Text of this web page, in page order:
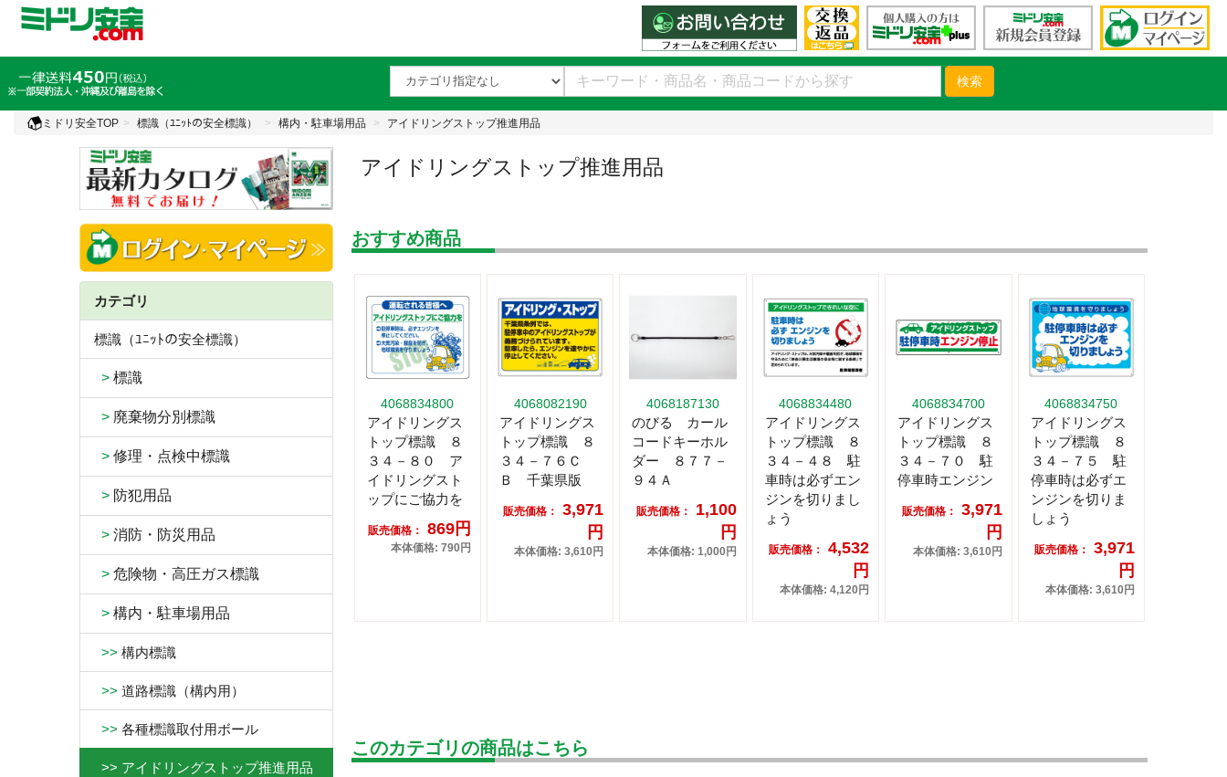
検索
ミドリ安全TOP 標識（ﾕﾆｯﾄの安全標識） 構内・駐車場用品 アイドリングストップ推進用品
カテゴリ
標識（ﾕﾆｯﾄの安全標識）
> 標識
> 廃棄物分別標識
> 修理・点検中標識
> 防犯用品
> 消防・防災用品
> 危険物・高圧ガス標識
> 構内・駐車場用品
>> 構内標識
>> 道路標識（構内用）
>> 各種標識取付用ボール
>> アイドリングストップ推進用品
アイドリングストップ推進用品
おすすめ商品
4068834800
アイドリングス
トップ標識 ８
３４－８０ ア
イドリングスト
ップにご協力を
販売価格： 869円
本体価格: 790円
4068082190
アイドリングス
トップ標識 ８
３４－７６Ｃ
Ｂ 千葉県版
販売価格：
3,971
円
本体価格: 3,610円
4068187130
のびる カール
コードキーホル
ダー ８７７－
９４Ａ
販売価格：
1,100
円
本体価格: 1,000円
4068834480
アイドリングス
トップ標識 ８
３４－４８ 駐
車時は必ずエン
ジンを切りまし
ょう
販売価格：
4,532
円
本体価格: 4,120円
4068834700
アイドリングス
トップ標識 ８
３４－７０ 駐
停車時エンジン
販売価格：
3,971
円
本体価格: 3,610円
4068834750
アイドリングス
トップ標識 ８
３４－７５ 駐
停車時は必ずエ
ンジンを切りま
しょう
販売価格：
3,971
円
本体価格: 3,610円
このカテゴリの商品はこちら